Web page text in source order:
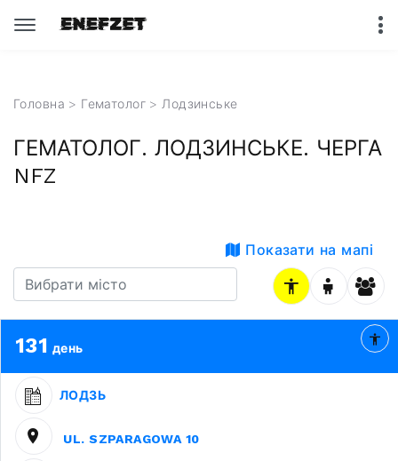
Головна > Гематолог > Лодзинське
ГЕМАТОЛОГ. ЛОДЗИНСЬКЕ. ЧЕРГА
NFZ
Показати на мапі
131 день
ЛОДЗЬ
UL. SZPARAGOWA 10